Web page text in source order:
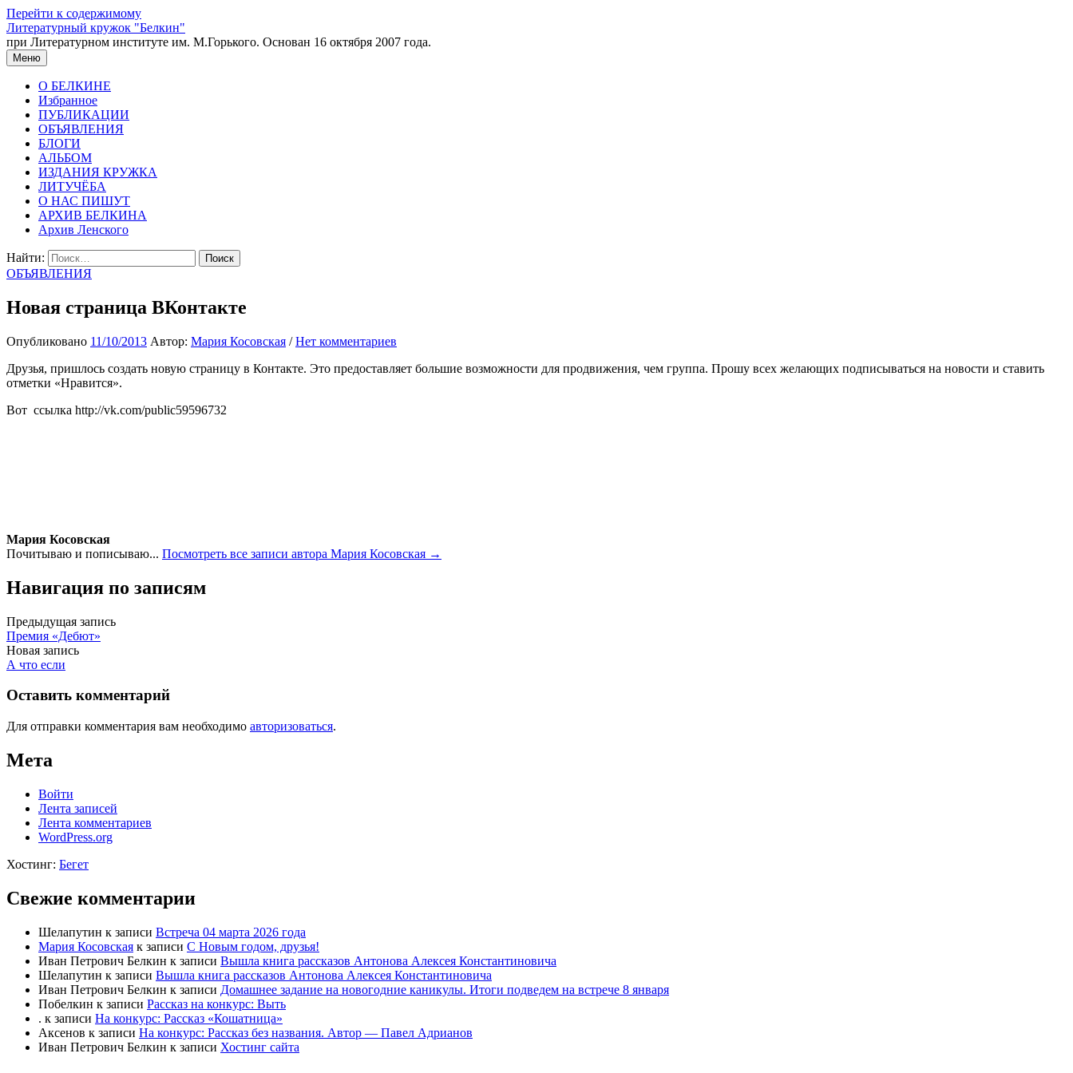
Перейти к содержимому
Литературный кружок "Белкин"
при Литературном институте им. М.Горького. Основан 16 октября 2007 года.
Меню
О БЕЛКИНЕ
Избранное
ПУБЛИКАЦИИ
ОБЪЯВЛЕНИЯ
БЛОГИ
АЛЬБОМ
ИЗДАНИЯ КРУЖКА
ЛИТУЧЁБА
О НАС ПИШУТ
АРХИВ БЕЛКИНА
Архив Ленского
Найти:
ОБЪЯВЛЕНИЯ
Новая страница ВКонтакте
Опубликовано 11/10/2013 Автор: Мария Косовская /Нет комментариев
Друзья, пришлось создать новую страницу в Контакте. Это предоставляет большие возможности для продвижения, чем группа. Прошу всех желающих подписываться на новости и ставить
отметки «Нравится».
Вот ссылка http://vk.com/public59596732
Мария Косовская
Почитываю и пописываю... Посмотреть все записи автора Мария Косовская →
Навигация по записям
Предыдущая запись
Премия «Дебют»
Новая запись
А что если
Оставить комментарий
Для отправки комментария вам необходимо авторизоваться.
Мета
Войти
Лента записей
Лента комментариев
WordPress.org
Хостинг: Бегет
Свежие комментарии
Шелапутин к записи Встреча 04 марта 2026 года
Мария Косовская к записи С Новым годом, друзья!
Иван Петрович Белкин к записи Вышла книга рассказов Антонова Алексея Константиновича
Шелапутин к записи Вышла книга рассказов Антонова Алексея Константиновича
Иван Петрович Белкин к записи Домашнее задание на новогодние каникулы. Итоги подведем на встрече 8 января
Побелкин к записи Рассказ на конкурс: Выть
. к записи На конкурс: Рассказ «Кошатница»
Аксенов к записи На конкурс: Рассказ без названия. Автор — Павел Адрианов
Иван Петрович Белкин к записи Хостинг сайта